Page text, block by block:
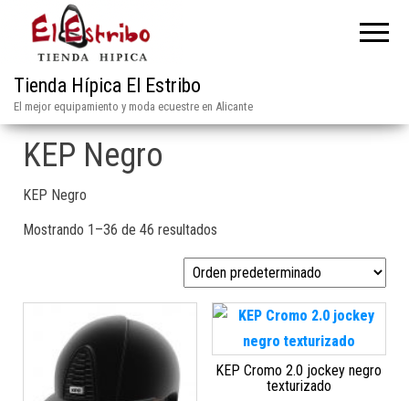
Tienda Hípica El Estribo
El mejor equipamiento y moda ecuestre en Alicante
KEP Negro
KEP Negro
Mostrando 1–36 de 46 resultados
KEP Cromo 2.0 jockey negro
texturizado